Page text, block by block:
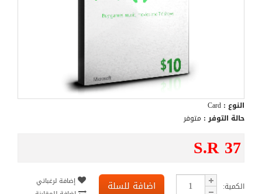
النوع :
حالة التوفر : متوفر
S.R 37
الكمية: اضافة للسلة
إضافة لرغباتي